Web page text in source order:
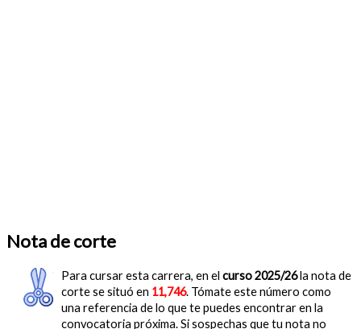
Nota de corte
Para cursar esta carrera, en el curso 2025/26la nota de
corte se situó en 11,746. Tómate este número como
una referencia de lo que te puedes encontrar en la
convocatoria próxima. Si sospechas que tu nota no